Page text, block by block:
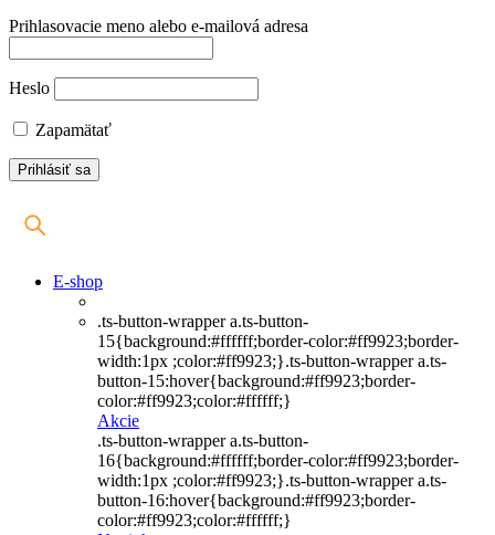
Prihlasovacie meno alebo e-mailová adresa
Heslo
Zapamätať
E-shop
.ts-button-wrapper a.ts-button-
15{background:#ffffff;border-color:#ff9923;border-
width:1px ;color:#ff9923;}.ts-button-wrapper a.ts-
button-15:hover{background:#ff9923;border-
color:#ff9923;color:#ffffff;}
Akcie
.ts-button-wrapper a.ts-button-
16{background:#ffffff;border-color:#ff9923;border-
width:1px ;color:#ff9923;}.ts-button-wrapper a.ts-
button-16:hover{background:#ff9923;border-
color:#ff9923;color:#ffffff;}